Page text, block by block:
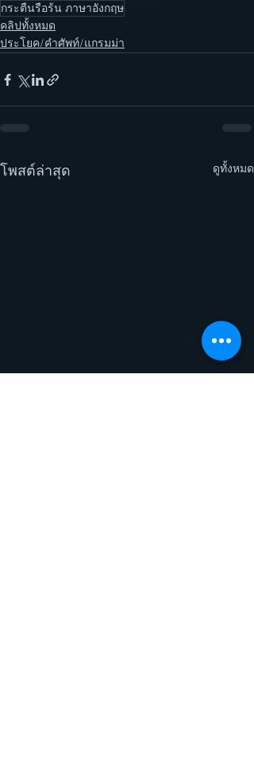
กระตืนรือร้น ภาษาอังกฤษ
คลิปทั้งหมด
ประโยค/คำศัพท์/แกรมม่า
โพสต์ล่าสุด ดูทั้งหมด